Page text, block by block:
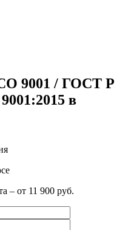
9001 / ГОСТ Р
в
– от 11 900 руб.